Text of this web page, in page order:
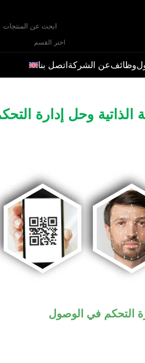
اختر القسم
وظائفعن الشركةاتصل بنا
الذاتية وحل إدارة
التحكم في الوصول